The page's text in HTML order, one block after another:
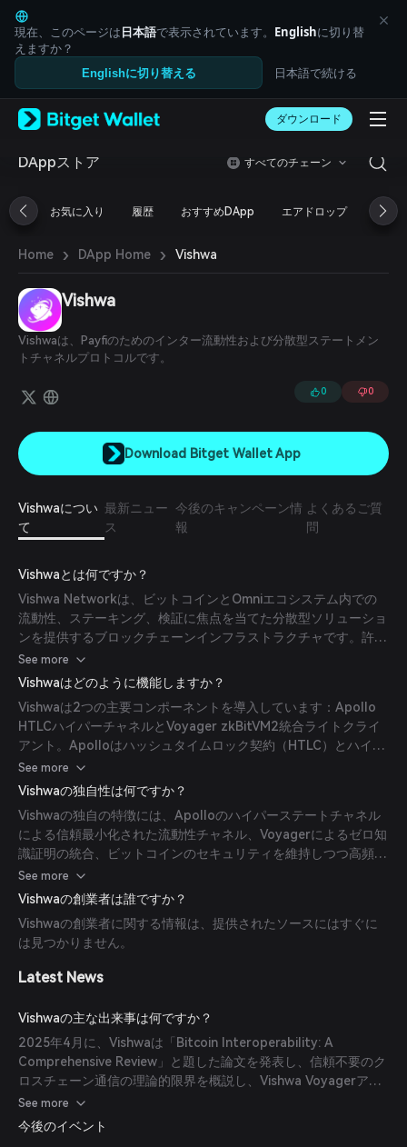
English
日本語
Tiếng Việt
Русский
Español (Latinoamérica)
Italiano
Deutsch
繁體中文
Português (Portugal)
ภาษาไทย
العربية
हिन्दी
বাংলা
Español
Português (Brasil)
現在、このページは日本語で表示されています。 Englishに切り替
えますか？
Englishに切り替える 日本語で続ける
ダウンロード
DAppストア すべてのチェーン
お気に入り 履歴 おすすめDApp エアドロップ DeFi
Home › DApp Home › Vishwa
Vishwa
Vishwaは、Payfiのためのインター流動性および分散型ステートメン
トチャネルプロトコルです。
0 0
Download Bitget Wallet App
Vishwaについ
て
最新ニュー
ス
今後のキャンペーン情
報
よくあるご質
問
Vishwaとは何ですか？
Vishwa Networkは、ビットコインとOmniエコシステム内での
流動性、ステーキング、検証に焦点を当てた分散型ソリューショ
ンを提供するブロックチェーンインフラストラクチャです。許可
不要のステーキングおよびリステーキングサービス、流動性チャ
ネルを提供し、レイヤー1およびレイヤー2の統合をサポートし
ます。Vishwaは、さまざまなブロックチェーン環境間のシーム
レスな相互作用を可能にすることで、そのプラットフォームを通
じてTotal Value Locked（TVL）の拡大を目指しています。
See more
Vishwaはどのように機能しますか？
Vishwaは2つの主要コンポーネントを導入しています：Apollo
HTLCハイパーチャネルとVoyager zkBitVM2統合ライトクライ
アント。Apolloはハッシュタイムロック契約（HTLC）とハイパ
ーステートチャネルを活用してスループットを最適化し、ビット
コインレイヤー1上での安全な自己保管の資金管理を保証しま
す。Voyagerはゼロ知識証明技術とBitVM2を組み合わせ、信頼
不要のクロスチェーンメッセージ検証と分散型証明生成を促進
し、ビットコインをマルチチェーン金融システムに統合します。
See more
Vishwaの独自性は何ですか？
Vishwaの独自の特徴には、Apolloのハイパーステートチャネル
による信頼最小化された流動性チャネル、Voyagerによるゼロ知
識証明の統合、ビットコインのセキュリティを維持しつつ高頻度
の金融取引を可能にするスケーラブルで分散化されたアーキテク
チャが含まれます。
See more
Vishwaの創業者は誰ですか？
Vishwaの創業者に関する情報は、提供されたソースにはすぐに
は見つかりません。
Latest News
Vishwaの主な出来事は何ですか？
2025年4月に、Vishwaは「Bitcoin Interoperability: A
Comprehensive Review」と題した論文を発表し、信頼不要のク
ロスチェーン通信の理論的限界を概説し、Vishwa Voyagerアー
キテクチャを紹介しました。また、Base、Solana、
Ethereum、Arbitrum、Sui、Monadを含む10の主要なパブリッ
See more
今後のイベント